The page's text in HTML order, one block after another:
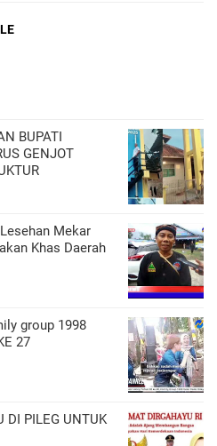
BUPATI
GENJOT
Mekar
Khas Daerah
group 1998
27
DI PILEG UNTUK